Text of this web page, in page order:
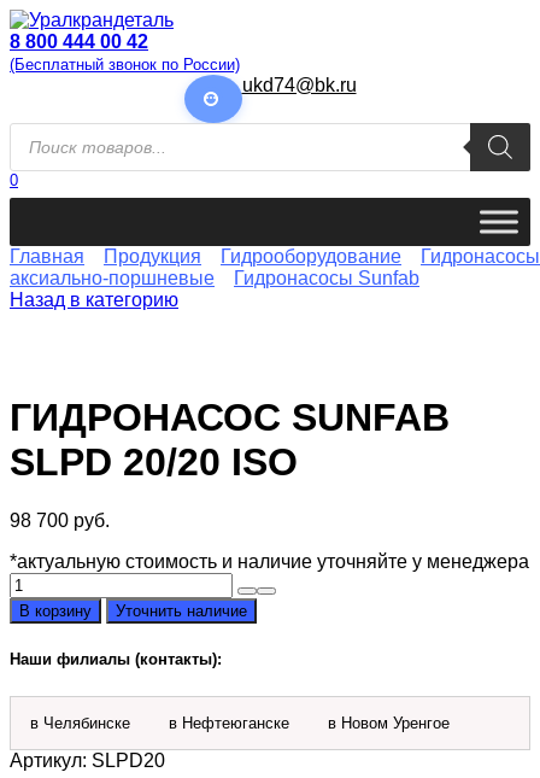
Перейти
к
содержанию
8 800 444 00 42
(Бесплатный звонок по России)
ukd74@bk.ru
Поиск
товаров
0
Главная Продукция Гидрооборудование
Гидронасосы
аксиально-поршневые
Гидронасосы Sunfab
Назад в категорию
ГИДРОНАСОС SUNFAB
SLPD 20/20 ISO
98 700 руб.
*актуальную стоимость и наличие уточняйте у менеджера
Количество
товара
Гидронасос
Sunfab
SLPD
20/20
В корзину Уточнить наличие
Наши филиалы (контакты):
в Челябинске в Нефтеюганске в Новом Уренгое
Артикул: SLPD20